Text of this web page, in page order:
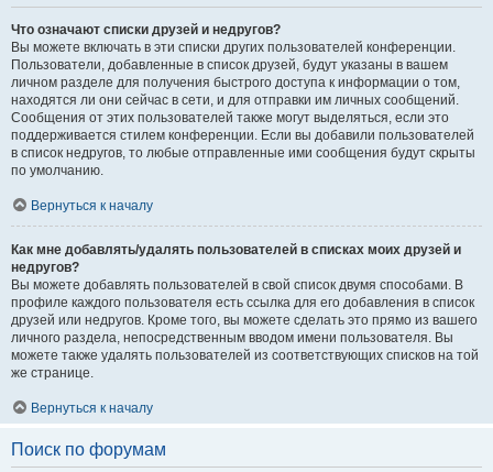
Что означают списки друзей и недругов?
Вы можете включать в эти списки других пользователей конференции.
Пользователи, добавленные в список друзей, будут указаны в вашем
личном разделе для получения быстрого доступа к информации о том,
находятся ли они сейчас в сети, и для отправки им личных сообщений.
Сообщения от этих пользователей также могут выделяться, если это
поддерживается стилем конференции. Если вы добавили пользователей
в список недругов, то любые отправленные ими сообщения будут скрыты
по умолчанию.
Вернуться к началу
Как мне добавлять/удалять пользователей в списках моих друзей и
недругов?
Вы можете добавлять пользователей в свой список двумя способами. В
профиле каждого пользователя есть ссылка для его добавления в список
друзей или недругов. Кроме того, вы можете сделать это прямо из вашего
личного раздела, непосредственным вводом имени пользователя. Вы
можете также удалять пользователей из соответствующих списков на той
же странице.
Вернуться к началу
Поиск по форумам